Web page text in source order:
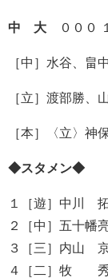
中 大 ０００
［中］水谷、畠
［立］渡部勝、
［本］〈立〉神
◆スタメン◆
１［遊］中川
２［中］五十幡
３［三］内山
４［二］牧 秀